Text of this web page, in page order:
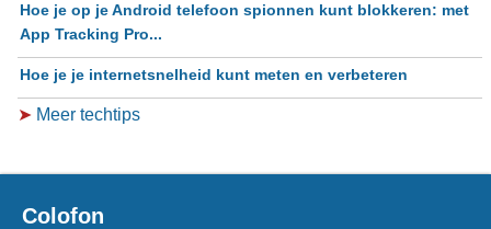
Hoe je op je Android telefoon spionnen kunt blokkeren: met
App Tracking Pro...
Hoe je je internetsnelheid kunt meten en verbeteren
➤ Meer techtips
Colofon